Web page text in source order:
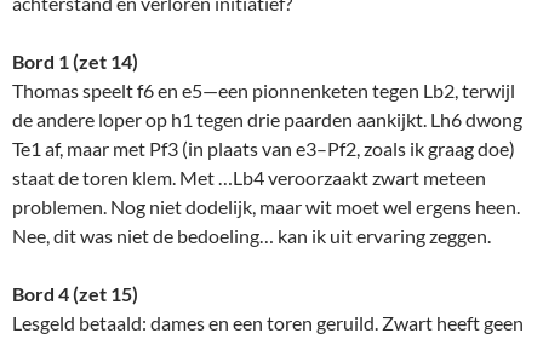
Bord 1 (zet 14)
Thomas speelt f6 en e5—een pionnenketen tegen Lb2, terwijl
de andere loper op h1 tegen drie paarden aankijkt. Lh6 dwong
Te1 af, maar met Pf3 (in plaats van e3–Pf2, zoals ik graag doe)
staat de toren klem. Met …Lb4 veroorzaakt zwart meteen
problemen. Nog niet dodelijk, maar wit moet wel ergens heen.
Nee, dit was niet de bedoeling… kan ik uit ervaring zeggen.
Bord 4 (zet 15)
Lesgeld betaald: dames en een toren geruild. Zwart heeft geen